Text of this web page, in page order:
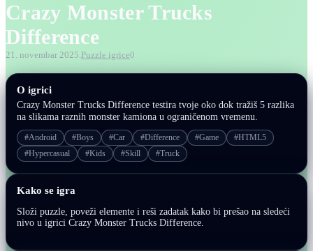
Crazy Monster Trucks
Difference
21. novembar 2025.Puzzle igrice0
O igrici
Crazy Monster Trucks Difference testira tvoje oko dok tražiš 5 razlika
na slikama raznih monster kamiona u ograničenom vremenu.
#Android #Boys #Car #Difference #Game
#HTML5
#Hypercasual
#Kids #Skill #Truck
Kako se igra
Složi puzzle, poveži elemente i reši zadatak kako bi prešao na sledeći
nivo u igrici Crazy Monster Trucks Difference.